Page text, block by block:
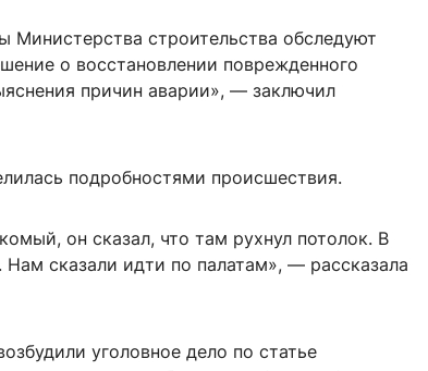
строительства обследуют
о восстановлении поврежденного
причин аварии», — заключил
подробностями происшествия.
он сказал, что там рухнул потолок. В
Нам сказали идти по палатам», — рассказала
уголовное дело по статье